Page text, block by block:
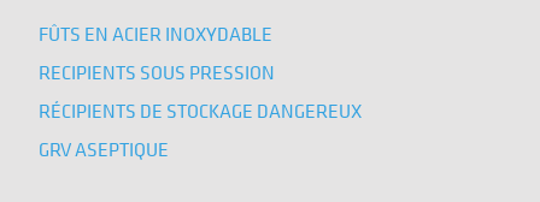
FÛTS EN ACIER INOXYDABLE
RECIPIENTS SOUS PRESSION
RÉCIPIENTS DE STOCKAGE DANGEREUX
GRV ASEPTIQUE